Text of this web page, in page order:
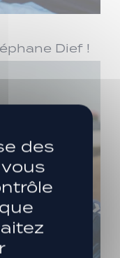
Dief !
des